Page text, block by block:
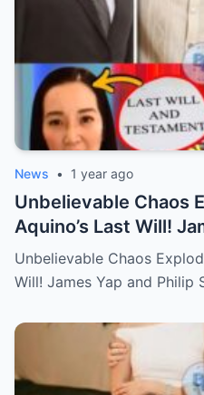
News • 1 year ago
Unbelievable Chaos
Aquino’s Last Will!
Salvador Locked in
Hidden Fortune and
Behind by the Queen
Unbelievable Chaos
Will! James Yap and Philip